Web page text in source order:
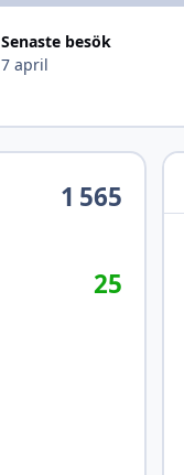
Senaste besök
7 april
1 565
25